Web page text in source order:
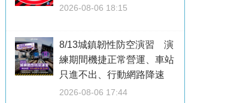
2026-08-06 18:15
8/13城鎮韌性防空演習 演
練期間機捷正常營運、車站
只進不出、行動網路降速
2026-08-06 17:44